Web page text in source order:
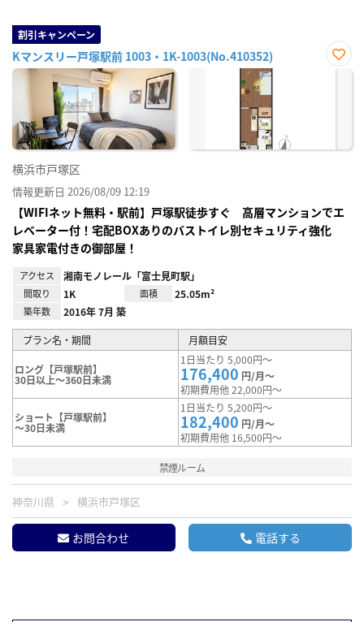
割引キャンペーン
Kマンスリー戸塚駅前 1003・1K-1003(No.410352)
お気
横浜市戸塚区
情報更新日 2026/08/09 12:19
【WIFIネット無料・駅前】戸塚駅徒歩すぐ 高層マンションでエ
レベーター付！宅配BOXありのバストイレ別セキュリティ強化
家具家電付きの御部屋！
アクセス 湘南モノレール「富士見町駅」
間取り 1K 面積 25.05m²
築年数 2016年 7月 築
プラン名・期間 月額目安
ロング【戸塚駅前】
30日以上～360日未満
1日当たり 5,000円～
176,400 円/月～
初期費用他 22,000円～
ショート【戸塚駅前】
～30日未満
1日当たり 5,200円～
182,400 円/月～
初期費用他 16,500円～
禁煙ルーム
神奈川県 横浜市戸塚区
お問合わせ 電話する